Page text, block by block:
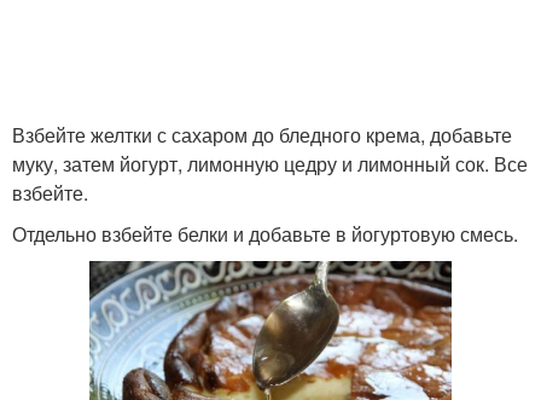
Взбейте желтки с сахаром до бледного крема, добавьте
муку, затем йогурт, лимонную цедру и лимонный сок. Все
взбейте.
Отдельно взбейте белки и добавьте в йогуртовую смесь.